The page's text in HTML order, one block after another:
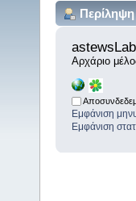
Περίληψη
astewsLab
Αρχάριο
Εμφάνιση
Εμφάνιση